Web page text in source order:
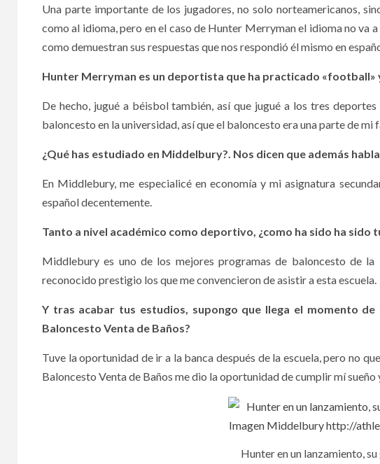
Una parte importante de los jugadores, no solo norteamericanos,
como al idioma, pero en el caso de Hunter Merryman el idioma no va
como demuestran sus respuestas que nos respondió él mismo en
Hunter Merryman es un deportista que ha practicado
De hecho, jugué a béisbol también, así que jugué a los tres
baloncesto en la universidad, así que el baloncesto era una parte de
¿Qué has estudiado en Middelbury?. Nos dicen que además
En Middlebury, me especialicé en economía y mi asignatura
español decentemente.
Tanto a nivel académico como deportivo, ¿como ha sido ha sido
Middlebury es uno de los mejores programas de baloncesto de
reconocido prestigio los que me convencieron de asistir a esta escuela.
Y tras acabar tus estudios, supongo que llega el momento
Baloncesto Venta de Baños?
Tuve la oportunidad de ir a la banca después de la escuela, pero no
Baloncesto Venta de Baños me dio la oportunidad de cumplir mí sueño
Hunter en un lanzamiento,